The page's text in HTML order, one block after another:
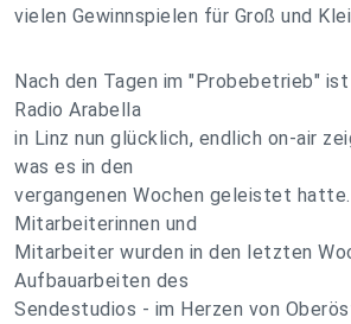
vielen Gewinnspielen für Groß und
Nach den Tagen im "Probebetrieb"
Radio Arabella
in Linz nun glücklich, endlich on-air
was es in den
vergangenen Wochen geleistet
Mitarbeiterinnen und
Mitarbeiter wurden in den letzten
Aufbauarbeiten des
Sendestudios - im Herzen von